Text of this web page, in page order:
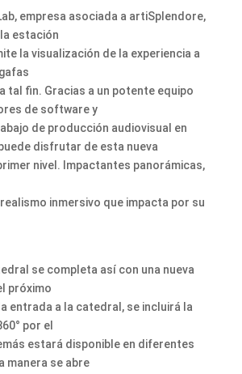
empresa asociada a artiSplendore,
estación
la visualización de la experiencia a
tal fin. Gracias a un potente equipo
de software y
de producción audiovisual en
disfrutar de esta nueva
nivel. Impactantes panorámicas,
inmersivo que impacta por su
se completa así con una nueva
próximo
entrada a la catedral, se incluirá la
por el
estará disponible en diferentes
manera se abre